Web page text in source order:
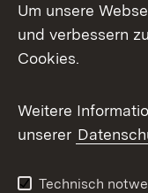
Mastodon
Messenger
Social Wall
X / Twitter
Youtube
Um unsere
und verbessern
Cookies.
Weitere
unserer
Technisch